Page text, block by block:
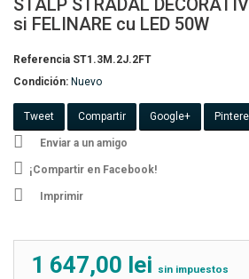
STALP STRADAL
si FELINARE cu LED 50W
Referencia ST1.3M.2J.2FT
Condición: Nuevo
Tweet Compartir Google+
Enviar a un amigo
¡Compartir en Facebook!
Imprimir
1 647,00 lei sin impuestos